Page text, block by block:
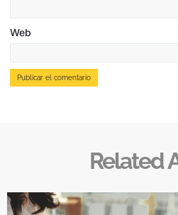
Web
Related